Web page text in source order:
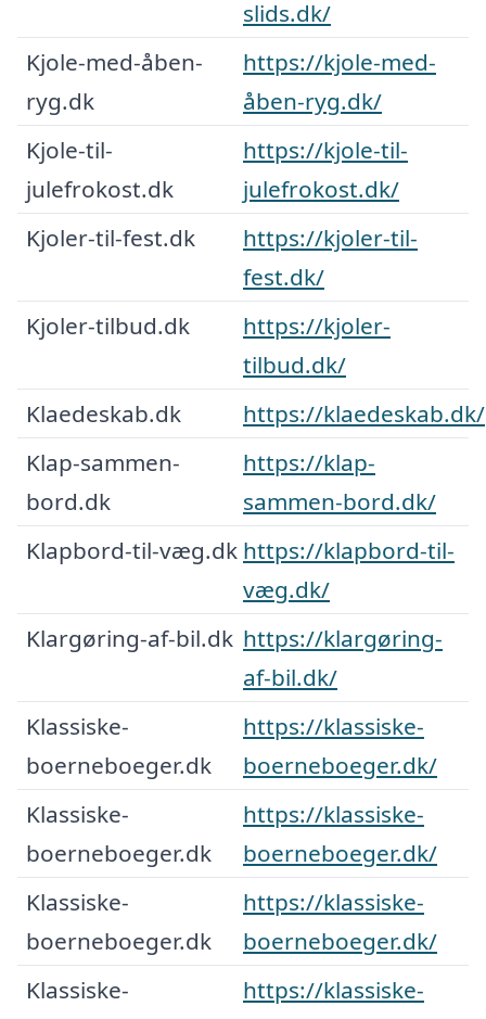
slids.dk/
Kjole-med-åben-
ryg.dk
https://kjole-med-
åben-ryg.dk/
Kjole-til-
julefrokost.dk
https://kjole-til-
julefrokost.dk/
Kjoler-til-fest.dk
https://kjoler-til-
fest.dk/
Kjoler-tilbud.dk
https://kjoler-
tilbud.dk/
Klaedeskab.dk
https://klaedeskab.dk/
Klap-sammen-
bord.dk
https://klap-
sammen-bord.dk/
Klapbord-til-væg.dk https://klapbord-til-
væg.dk/
Klargøring-af-bil.dk https://klargøring-
af-bil.dk/
Klassiske-
boerneboeger.dk
https://klassiske-
boerneboeger.dk/
Klassiske-
boerneboeger.dk
https://klassiske-
boerneboeger.dk/
Klassiske-
boerneboeger.dk
https://klassiske-
boerneboeger.dk/
Klassiske-
https://klassiske-